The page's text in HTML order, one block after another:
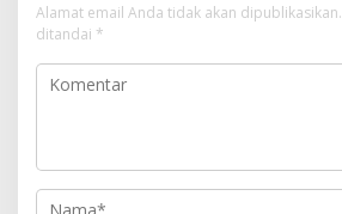
Alamat email Anda tidak akan dipublikasikan.
ditandai *